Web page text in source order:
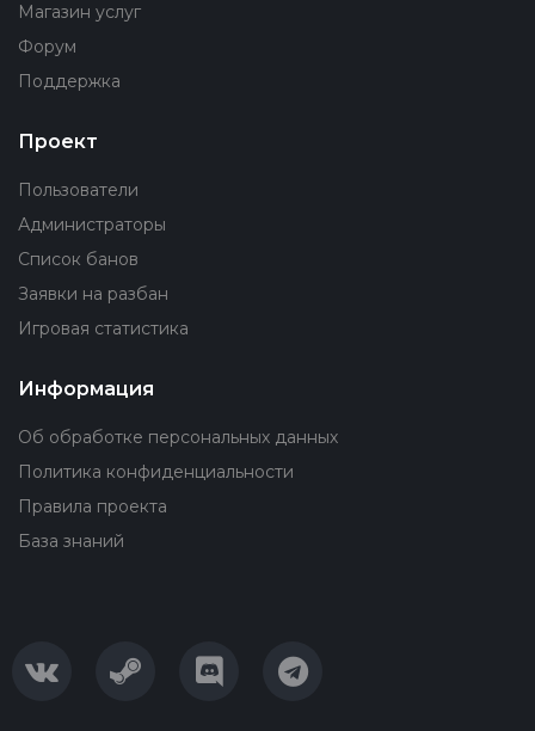
Магазин услуг
Форум
Поддержка
Проект
Пользователи
Администраторы
Список банов
Заявки на разбан
Игровая статистика
Информация
Об обработке персональных данных
Политика конфиденциальности
Правила проекта
База знаний